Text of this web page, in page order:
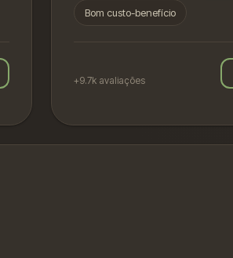
Bom custo-benefício
+9.7k avaliações